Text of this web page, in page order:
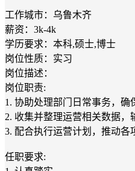
工作城市：乌鲁木齐
薪资：3k-4k
学历要求：本科,硕士,博士
岗位性质：实习
岗位描述：
岗位职责:
1. 协助处理部门日常事务，确
2. 收集并整理运营相关数据，
3. 配合执行运营计划，推动各
任职要求: